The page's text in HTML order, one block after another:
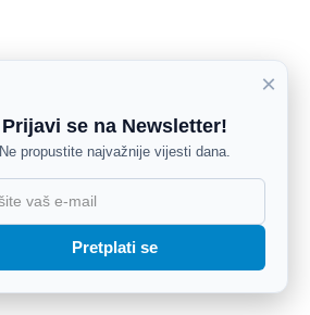
×
Prijavi se na Newsletter!
Ne propustite najvažnije vijesti dana.
Pretplati se